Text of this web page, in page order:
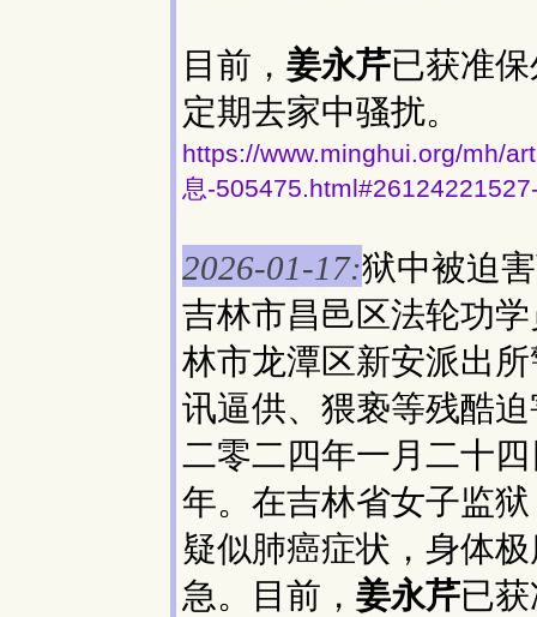
目前， 姜永芹已获准
定期去家中骚扰。
https://www.minghui.org/mh/
息-
2026-01-17:狱中被迫
吉林市昌邑区法轮功
林市龙潭区新安派出
讯逼供、猥亵等残酷
二零二四年一月二十
年。在吉林省女子监
疑似肺癌症状，身体
急。目前， 姜永芹已